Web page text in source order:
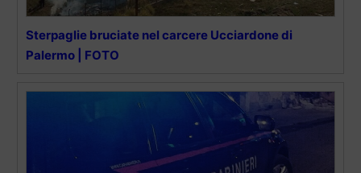
Sterpaglie bruciate nel carcere Ucciardone di
Palermo | FOTO